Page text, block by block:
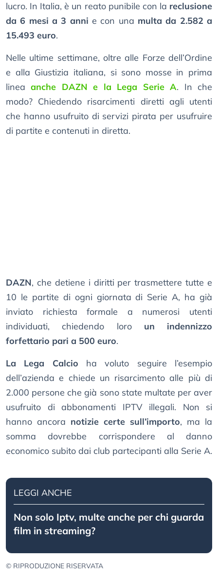
lucro. In Italia, è un reato punibile con la reclusione
da 6 mesi a 3 anni e con una multa da 2.582 a
15.493 euro.
Nelle ultime settimane, oltre alle Forze dell’Ordine
e alla Giustizia italiana, si sono mosse in prima
lineaanche DAZN e la Lega Serie A. In che
modo? Chiedendo risarcimenti diretti agli utenti
che hanno usufruito di servizi pirata per usufruire
di partite e contenuti in diretta.
DAZN, che detiene i diritti per trasmettere tutte e
10 le partite di ogni giornata di Serie A, ha già
inviato richiesta formale a numerosi utenti
individuati, chiedendo loro un indennizzo
forfettario pari a 500 euro.
La Lega Calcio ha voluto seguire l’esempio
dell’azienda e chiede un risarcimento alle più di
2.000 persone che già sono state multate per aver
usufruito di abbonamenti IPTV illegali. Non si
hanno ancora notizie certe sull’importo, ma la
somma dovrebbe corrispondere al danno
economico subito dai club partecipanti alla Serie A.
LEGGI ANCHE
Non solo Iptv, multe anche per chi guarda
film in streaming?
© RIPRODUZIONE RISERVATA